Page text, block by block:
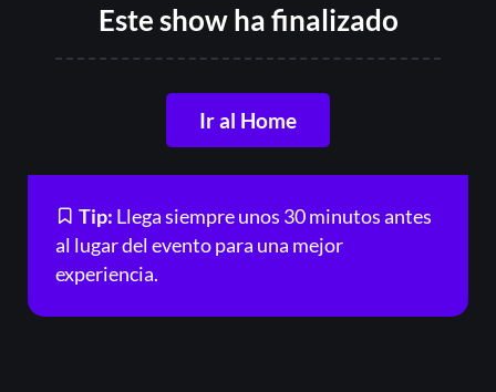
hasta
$7.000
Este show ha finalizado
Ir al Home
Tip: Llega siempre unos 30 minutos antes
al lugar del evento para una mejor
experiencia.
Acceder
¿Olvidaste la contraseña?
Registrarse